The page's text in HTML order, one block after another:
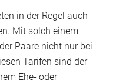
in der Regel auch
Mit solch einem
Paare nicht nur bei
Tarifen sind der
Ehe- oder